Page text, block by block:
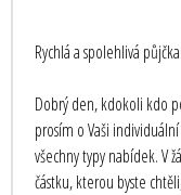
Rychlá a spolehlivá
Dobrý den, kdokoli kdo
prosím o Vaši
všechny typy nabídek. V
částku, kterou byste